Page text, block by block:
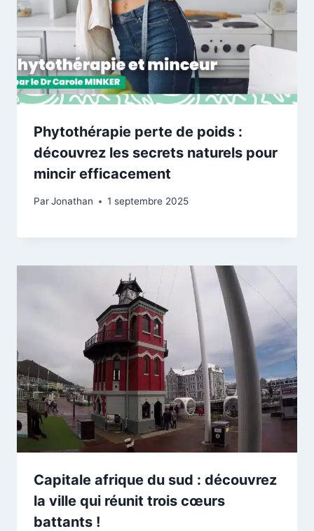
Phytothérapie perte de poids :
découvrez les secrets naturels pour
mincir efficacement
ParJonathan 1 septembre 2025
Capitale afrique du sud : découvrez
la ville qui réunit trois cœurs
battants !